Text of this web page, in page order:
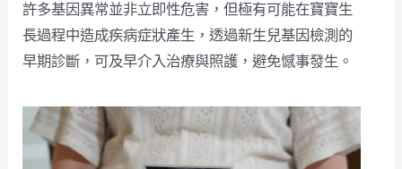
許多基因異常並非立即性危害，但極有可能在寶寶生
長過程中造成疾病症狀產生，透過新生兒基因檢測的
早期診斷，可及早介入治療與照護，避免憾事發生。